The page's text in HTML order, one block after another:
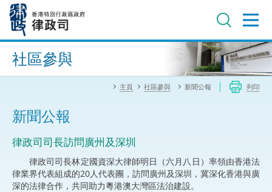
內
進階搜尋
社區參與
主頁 社區參與 新聞公報 列印
新聞公報
律政司司長訪問廣州及深圳
律政司司長林定國資深大律師明日（六月八日）率領由香港法
律業界代表組成的20人代表團，訪問廣州及深圳，冀深化香港與廣
深的法律合作，共同助力粵港澳大灣區法治建設。